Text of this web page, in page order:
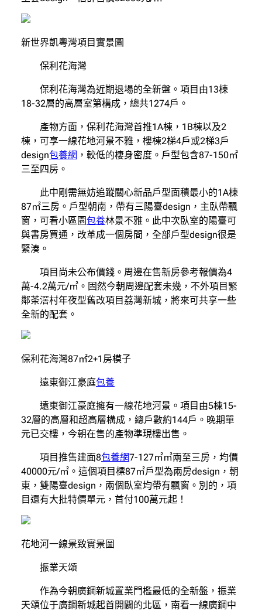
新世界凱粵灣項目實景圖
保利花海灣
保利花海灣為近期退場的全新盤。項目由13棟
18-32層的高層室第構成，總共1274戶。
產物方面，保利花海灣首推1A棟，1B棟以及2
棟，可享一線花地河景不雅，樓棟2梯4戶或2梯3戶
design包養網 ，較低的棲身密度。戶型包含87-150㎡
三至四房。
此中剛需無妨追蹤關心新品戶型面積最小的1A棟
87㎡三房。戶型朝南，帶有三陽臺design，主臥帶飄
窗，可看小區園包養林景不雅。此中次臥室的陽臺可
與書房買通，改革成一個房間，全部戶型design很是
緊湊。
項目尚未公布價錢。周邊在售新房參考報價為4
萬-4.2萬元/㎡。固然今朝周邊配套未幾，不外項目緊
鄰茶滘村年夜型舊改項目荔灣新城，將來可共享一些
全新的配套。
保利花海灣87㎡2+1房模子
遠東御江豪庭包養
遠東御江豪庭擁有一線花地河景。項目由5棟15-
32層的高層和超高層構成，總戶數約144戶。晚期單
元已交樓，今朝在售的產物準現樓出售。
項目推售建面8包養網7-127㎡㎡兩至三房，均價
40000元/㎡。這個項目標87㎡戶型為兩房design，朝
東，雙陽臺design，兩個臥室均帶有飄窗。別的，項
目還有大批特價單元，首付100萬元起！
花地河一線景致實景圖
振業天頌
作為今朝廣鋼新城置業門檻最低的全新盤，振業
天頌位于廣鋼新城起首開闢的北區，南看一線廣鋼中